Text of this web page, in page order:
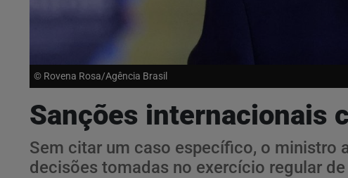
© Rovena Rosa/Agência Brasil
Sanções internacionais
Sem citar um caso específico, o ministro
decisões tomadas no exercício regular